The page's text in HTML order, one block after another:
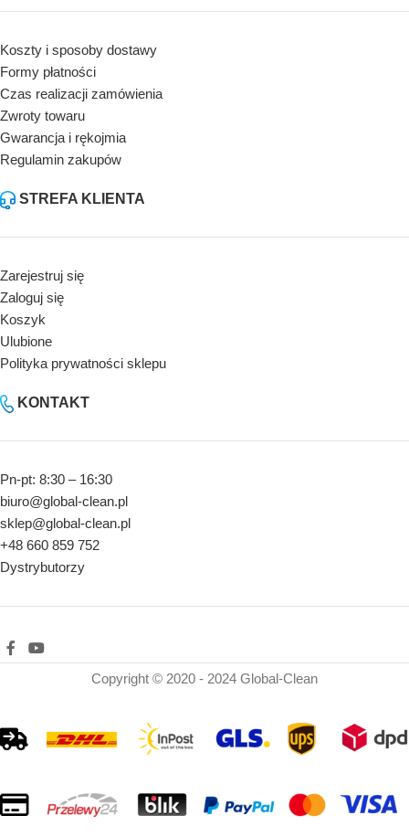
Koszty i sposoby dostawy
Formy płatności
Czas realizacji zamówienia
Zwroty towaru
Gwarancja i rękojmia
Regulamin zakupów
STREFA KLIENTA
Zarejestruj się
Zaloguj się
Koszyk
Ulubione
Polityka prywatności sklepu
KONTAKT
Pn-pt: 8:30 – 16:30
biuro@global-clean.pl
sklep@global-clean.pl
+48 660 859 752
Dystrybutorzy
Copyright © 2020 - 2024 Global-Clean